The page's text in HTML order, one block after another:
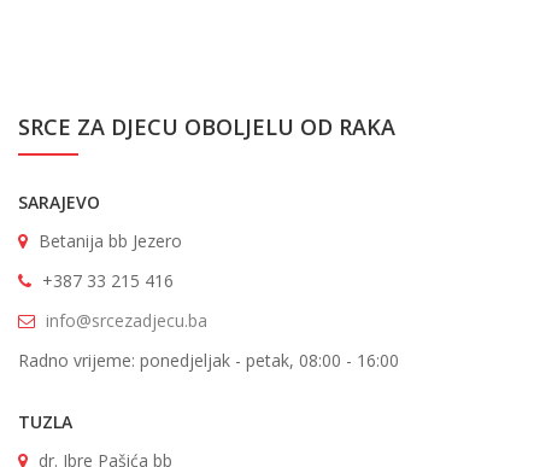
SRCE ZA DJECU OBOLJELU OD RAKA
SARAJEVO
Betanija bb Jezero
+387 33 215 416
info@srcezadjecu.ba
Radno vrijeme: ponedjeljak - petak, 08:00 - 16:00
TUZLA
dr. Ibre Pašića bb